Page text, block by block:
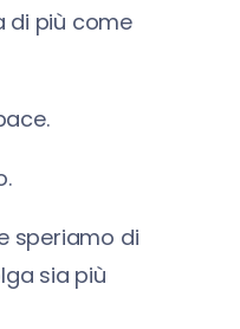
di più come
speriamo di
sia più